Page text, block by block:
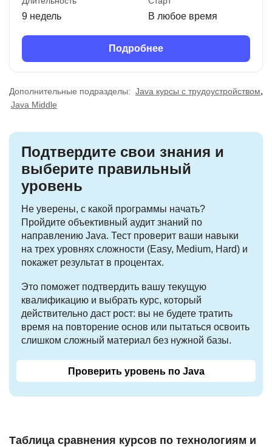
9 недель В любое время
Подробнее
Дополнительные подразделы: Java курсы с трудоустройством,
Java Middle
Подтвердите свои знания и
выберите правильный
уровень
Не уверены, с какой программы начать?
Пройдите объективный аудит знаний по
направлению Java. Тест проверит ваши навыки
на трех уровнях сложности (Easy, Medium, Hard) и
покажет результат в процентах.
Это поможет подтвердить вашу текущую
квалификацию и выбрать курс, который
действительно даст рост: вы не будете тратить
время на повторение основ или пытаться освоить
слишком сложный материал без нужной базы.
Проверить уровень по Java
Таблица сравнения курсов по технологиям и